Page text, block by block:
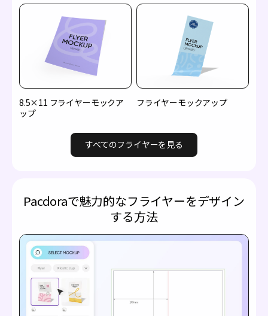
8.5×11 フライヤーモックア
ップ
フライヤーモックアップ
すべてのフライヤーを見る
Pacdoraで魅力的なフライヤーをデザイン
する方法